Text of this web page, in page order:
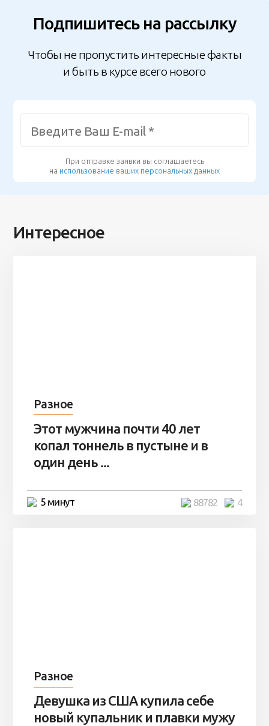
Подпишитесь на рассылку
Чтобы не пропустить интересные факты
и быть в курсе всего нового
При отправке заявки вы соглашаетесь
на использование ваших персональных данных
Интересное
Разное
Этот мужчина почти 40 лет
копал тоннель в пустыне и в
один день ...
5 минут 4
88782
Разное
Девушка из США купила себе
новый купальник и плавки мужу